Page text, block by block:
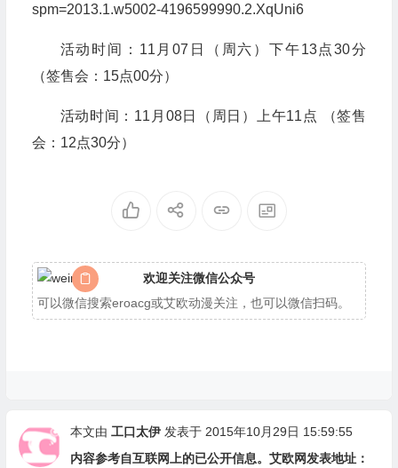
spm=2013.1.w5002-4196599990.2.XqUni6
活动时间：11月07日（周六）下午13点30分
（签售会：15点00分）
活动时间：11月08日（周日）上午11点 （签售
会：12点30分）
欢迎关注微信公众号
可以微信搜索eroacg或艾欧动漫关注，也可以微信扫码。
本文由 工口太伊发表于 2015年10月29日 15:59:55
内容参考自互联网上的已公开信息。艾欧网发表地址：